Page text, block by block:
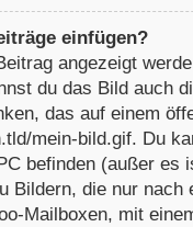
einfügen?
angezeigt
du das Bild auch
das auf einem
mein-bild.gif. Du
befinden (außer es
Bildern, die nur nach
Mailboxen, mit